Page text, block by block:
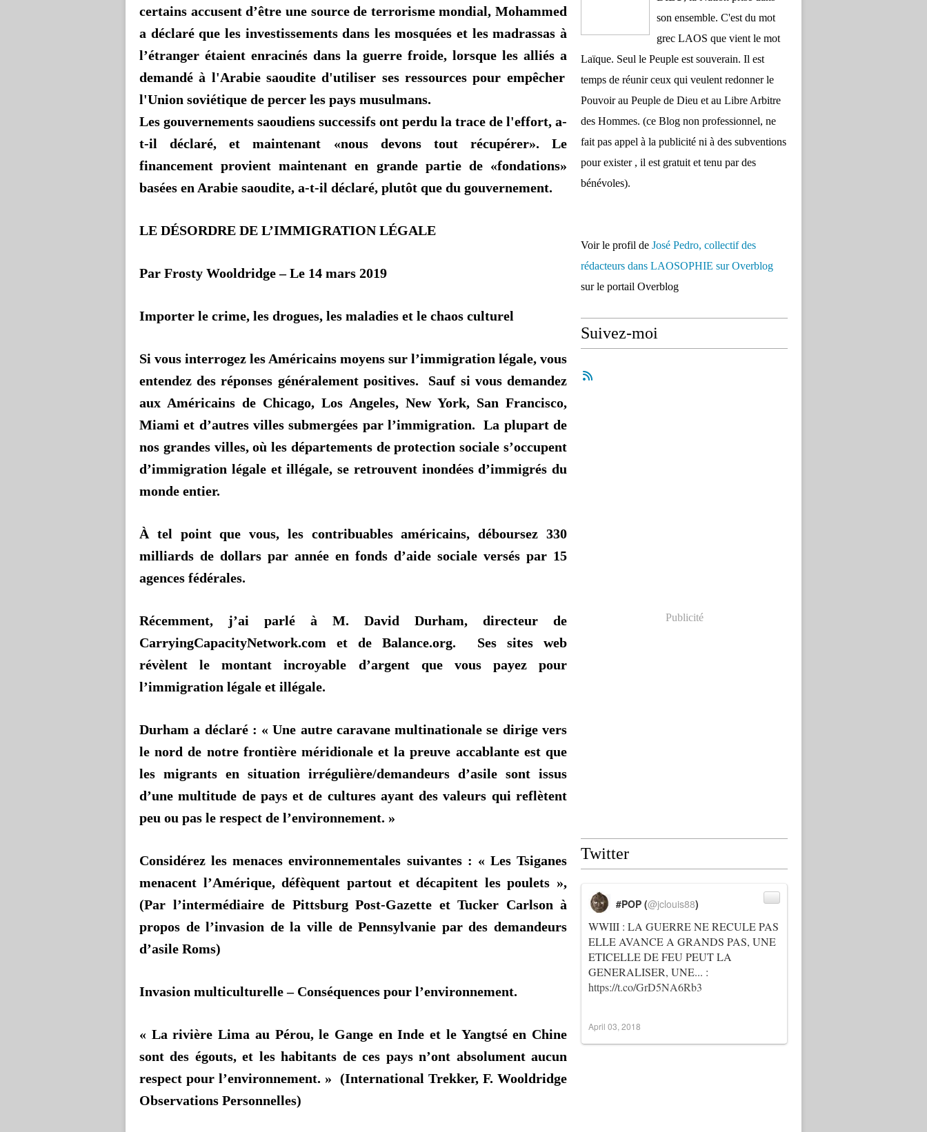
certains accusent d’être une source de terrorisme mondial, Mohammed
a déclaré que les investissements dans les mosquées et les madrassas à
l’étranger étaient enracinés dans la guerre froide, lorsque les alliés a
demandé à l'Arabie saoudite d'utiliser ses ressources pour empêcher
l'Union soviétique de percer les pays musulmans.
Les gouvernements saoudiens successifs ont perdu la trace de l'effort, a-
t-il déclaré, et maintenant «nousdevons tout récupérer». Le
financement provient maintenant en grande partie de«fondations»
basées en Arabie saoudite, a-t-il déclaré, plutôt que du gouvernement.
LE DÉSORDRE DE L’IMMIGRATION LÉGALE
Par Frosty Wooldridge– Le 14 mars 2019
Importer le crime, les drogues, les maladies et le chaos culturel
Si vous interrogez les Américains moyens sur l’immigration légale, vous
entendez des réponses généralement positives. Sauf si vous demandez
aux Américains de Chicago, Los Angeles, New York, San Francisco,
Miami et d’autres villes submergées par l’immigration. La plupart de
nos grandes villes, où les départements de protection sociale s’occupent
d’immigration légale et illégale, se retrouvent inondées d’immigrés du
monde entier.
À tel point que vous, les contribuables américains, déboursez 330
milliards de dollars par année en fonds d’aide sociale versés par 15
agences fédérales.
Récemment, j’ai parlé à M. David Durham, directeur de
CarryingCapacityNetwork.com
et deBalance.org. Ses sites web
révèlent le montant incroyable d’argent que vous payez pour
l’immigration légale et illégale.
Durham a déclaré : « Une autre caravane multinationale se dirige vers
le nord de notre frontière méridionale et la preuve accablante est que
les migrants en situation irrégulière/demandeurs d’asile sont issus
d’une multitude de pays et de cultures ayant des valeurs qui reflètent
peu ou pas le respect de l’environnement. »
Considérez les menaces environnementales suivantes : « Les Tsiganes
menacent l’Amérique, défèquent partout et décapitent les poulets »,
(Par l’intermédiaire de Pittsburg Post-Gazette et Tucker Carlson à
propos de l’invasion de la ville de Pennsylvanie par des demandeurs
d’asile Roms)
Invasion multiculturelle – Conséquences pour l’environnement.
« La rivière Lima au Pérou, le Gange en Inde et le Yangtsé en Chine
sont des égouts, et les habitants de ces pays n’ont absolument aucun
respect pour l’environnement. » (International Trekker, F. Wooldridge
Observations Personnelles)
son ensemble. C'est du mot
grec LAOS que vient le mot
Laïque. Seul le Peuple est souverain. Il est
temps de réunir ceux qui veulent redonner le
Pouvoir au Peuple de Dieu et au Libre Arbitre
des Hommes. (ce Blog non professionnel, ne
fait pas appel à la publicité ni à des subventions
pour exister , il est gratuit et tenu par des
bénévoles).
Voir le profil de José Pedro, collectif des
rédacteurs dans LAOSOPHIE sur Overblog
sur le portail Overblog
Suivez-moi
Publicité
Twitter
WWIII : LA GUERRE NE RECULE PAS
ELLE AVANCE A GRANDS PAS, UNE
ETICELLE DE FEU PEUT LA
GENERALISER, UNE... :
https://t.co/GrD5NA6Rb3
#POP (@jclouis88)
April 03, 2018